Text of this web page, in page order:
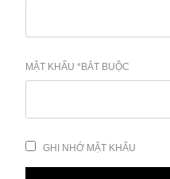
MẬT KHẨU *BẮT BUỘC
GHI NHỚ MẬT KHẨU